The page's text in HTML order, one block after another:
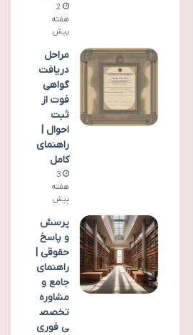
2
هفته
پیش
مراحل
دریافت
گواهی
فوت از
ثبت
احوال |
راهنمای
کامل
3
هفته
پیش
پرسش
و پاسخ
حقوقی |
راهنمای
جامع و
مشاوره
تخصص
ی فوری